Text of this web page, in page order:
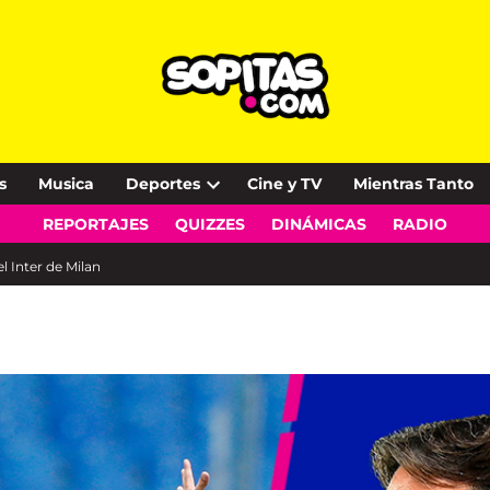
Musica Deportes
Open
dropdown
Cine y TV Mientras Tanto
REPORTAJES QUIZZES DINÁMICAS RADIO
Inter de Milan